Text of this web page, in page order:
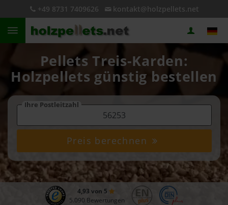
+49 8731 7409626 kontakt@holzpellets.net
Pellets Treis-Karden:
Holzpellets günstig bestellen
Ihre Postleitzahl
Preis berechnen
4,93 von 5
5.090 Bewertungen